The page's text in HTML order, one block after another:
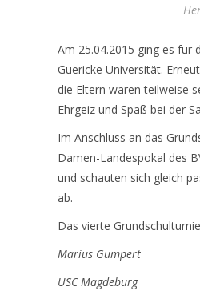
Am 25.04.2015 ging es für
Guericke Universität.
die Eltern waren teilweise
Ehrgeiz und Spaß bei der
Im Anschluss an das
Damen-Landespokal des
und schauten sich gleich
ab.
Das vierte
Marius Gumpert
USC Magdeburg